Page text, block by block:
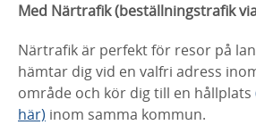
Med Närtrafik (beställningstrafik
Närtrafik är perfekt för resor på
hämtar dig vid en valfri adress
område och kör dig till en hållplats
här) inom samma kommun.